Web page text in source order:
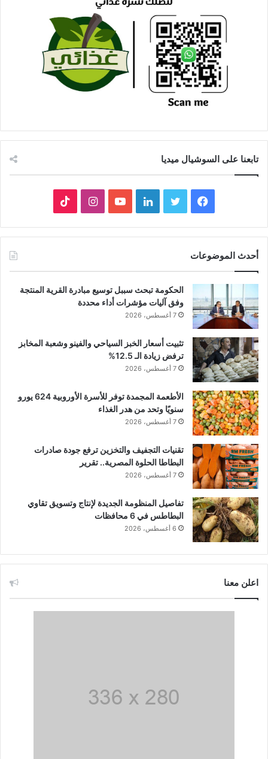
تابعنا على السوشيال ميديا
فيسبوك تويتر لينكدإنيوتيوبانستقرام
أحدث الموضوعات
الحكومة تبحث سببل توسيع مبادرة القرية المنتجة
وفق آليات مؤشرات أداء محددة
7 أغسطس، 2026
تثبيت أسعار الخبز السياحي والفينو وشعبة المخابز
ترفض زيادة الـ 12.5%
7 أغسطس، 2026
الأطعمة المجمدة توفر للأسرة الأوروبية 624 يورو
سنويًا وتحد من هدر الغذاء
7 أغسطس، 2026
تقنيات التجفيف والتخزين ترفع جودة صادرات
البطاطا الحلوة المصرية.. تقرير
7 أغسطس، 2026
تفاصيل المنظومة الجديدة لإنتاج وتسويق تقاوي
البطاطس في 6 محافظات
6 أغسطس، 2026
اعلن معنا